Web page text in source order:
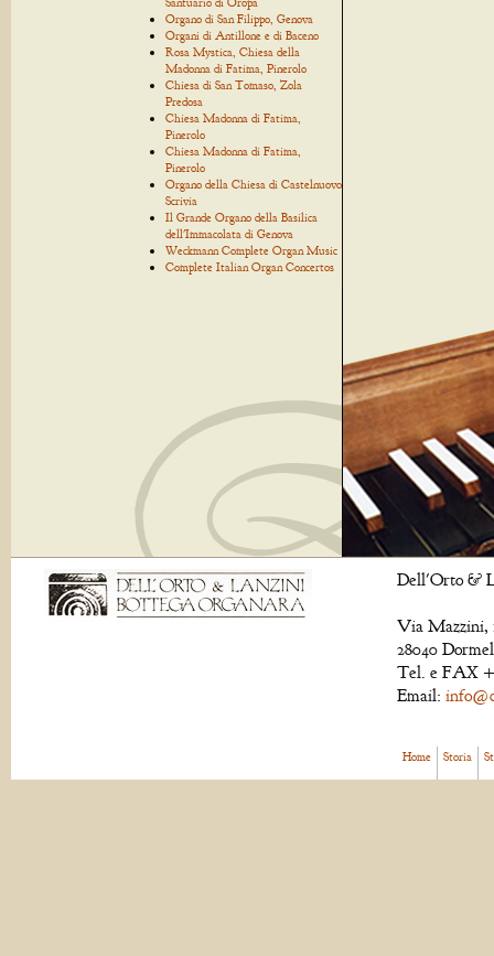
Organo di San Filippo, Genova
Organi di Antillone e di Baceno
Rosa Mystica, Chiesa della
Madonna di Fatima, Pinerolo
Chiesa di San Tomaso, Zola
Predosa
Chiesa Madonna di Fatima,
Pinerolo
Chiesa Madonna di Fatima,
Pinerolo
Organo della Chiesa di Castelnuovo
Scrivia
Il Grande Organo della Basilica
dell'Immacolata di Genova
Weckmann Complete Organ Music
Complete Italian Organ Concertos
Dell'Orto &
Via Mazzini,
28040
Tel. e FAX
Email:
Home Storia